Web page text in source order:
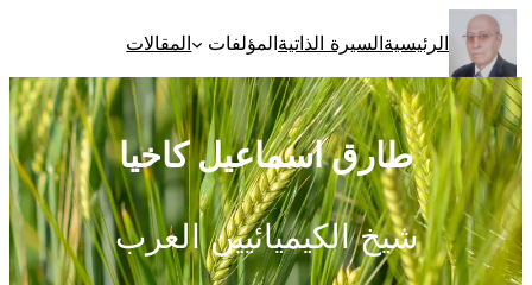
تخطى
إلى
المحتوى
الرئيسيةالسيرة الذاتيةالمؤلفات المقالات
طارق اسماعيل كاخيا
شيخ الكيميائيين العرب